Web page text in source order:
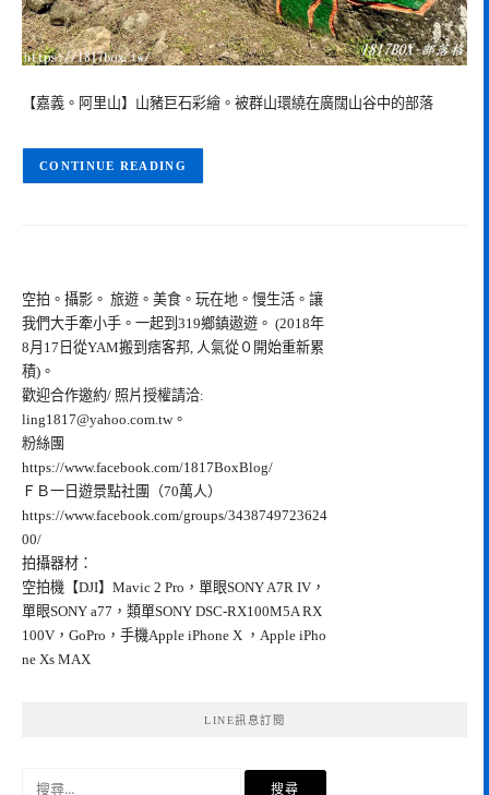
【嘉義。阿里山】山豬巨石彩繪。被群山環繞在廣闊山谷中的部落
CONTINUE READING
空拍。攝影。 旅遊。美食。玩在地。慢生活。讓
我們大手牽小手。一起到319鄉鎮遨遊。 (2018年
8月17日從YAM搬到痞客邦, 人氣從０開始重新累
積)。
歡迎合作邀約/ 照片授權請洽:
ling1817@yahoo.com.tw。
粉絲團
https://www.facebook.com/1817BoxBlog/
ＦＢ一日遊景點社團（70萬人）
https://www.facebook.com/groups/3438749723624
00/
拍攝器材：
空拍機【DJI】Mavic 2 Pro，單眼SONY A7R IV，
單眼SONY a77，類單SONY DSC-RX100M5A RX
100V，GoPro，手機Apple iPhone X ，Apple iPho
ne Xs MAX
LINE訊息訂閱